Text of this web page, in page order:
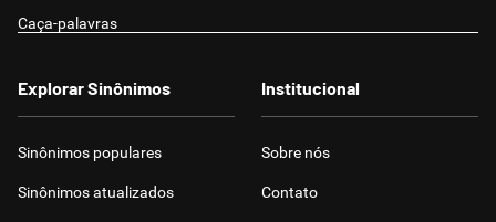
Caça-palavras
Explorar Sinônimos
Sinônimos populares
Sinônimos atualizados
Institucional
Sobre nós
Contato